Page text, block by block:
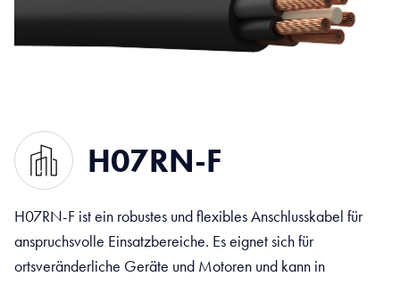
H07RN-F
H07RN-F ist ein robustes und flexibles Anschlusskabel für
anspruchsvolle Einsatzbereiche. Es eignet sich für
ortsveränderliche Geräte und Motoren und kann in